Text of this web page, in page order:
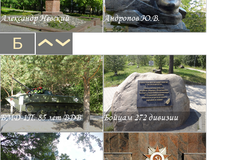
Александр Невский Андропов Ю.В.
Б
БМД-1П. 85 лет ВДВ Бойцам 272 дивизии